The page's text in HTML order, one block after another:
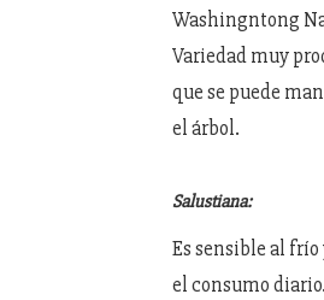
Washingntong
Variedad muy
que se puede
el árbol.
Salustiana:
Es sensible al
el consumo diario.